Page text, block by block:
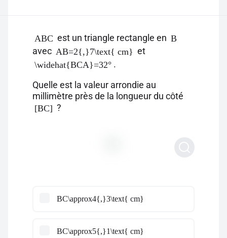
ABC est un triangle rectangle en B
avec AB=2{,}7\text{ cm} et
\widehat{BCA}=32° .
Quelle est la valeur arrondie au
millimètre près de la longueur du côté
[BC] ?
BC\approx4{,}3\text{ cm}
BC\approx5{,}1\text{ cm}